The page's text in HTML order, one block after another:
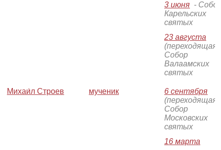
3 июня -
Карельских
святых
23 августа
(переходящая)
Собор
Валаамских
святых
Михаи́л Строев мученик
6 сентября
(переходящая)
Собор
Московских
святых
16 марта